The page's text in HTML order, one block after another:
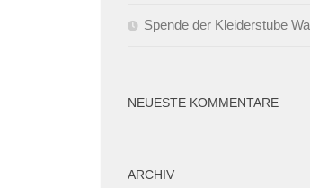
Spende der Kleiderstube
NEUESTE KOMMENTARE
ARCHIV